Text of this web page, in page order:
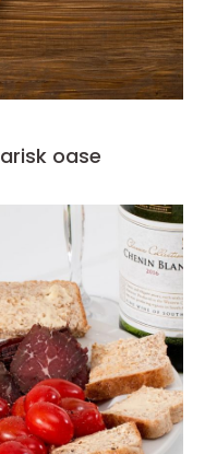
oase